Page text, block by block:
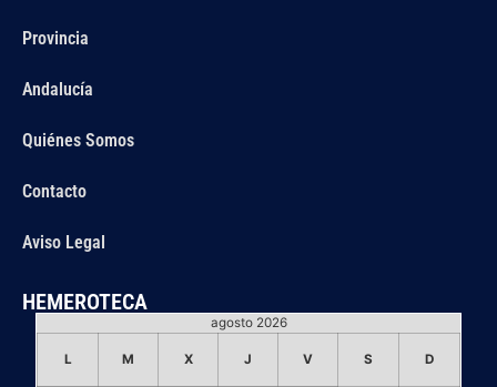
Provincia
Andalucía
Quiénes Somos
Contacto
Aviso Legal
HEMEROTECA
agosto 2026
L M X J V S D